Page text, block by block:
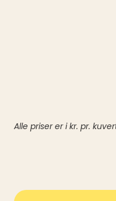
Alle priser er i kr. pr.